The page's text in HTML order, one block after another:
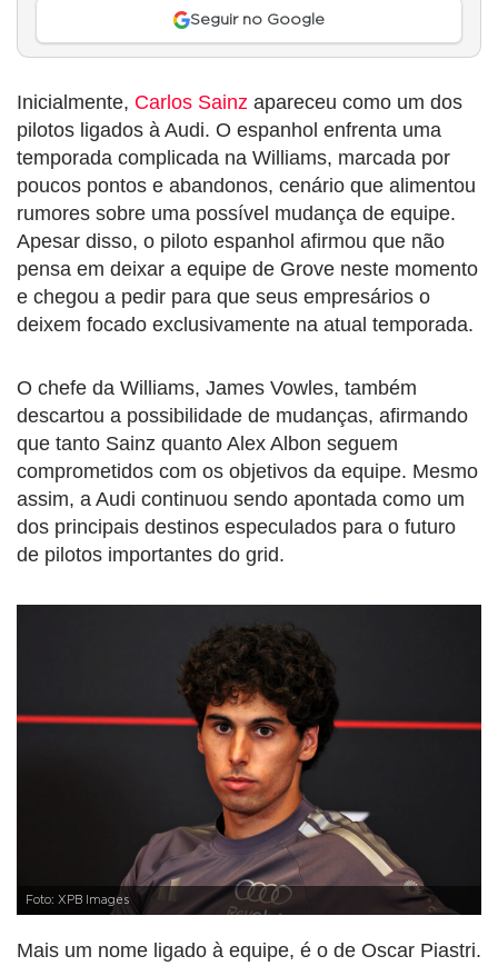
Seguir no Google
Inicialmente, Carlos Sainz apareceu como um dos
pilotos ligados à Audi. O espanhol enfrenta uma
temporada complicada na Williams, marcada por
poucos pontos e abandonos, cenário que alimentou
rumores sobre uma possível mudança de equipe.
Apesar disso, o piloto espanhol afirmou que não
pensa em deixar a equipe de Grove neste momento
e chegou a pedir para que seus empresários o
deixem focado exclusivamente na atual temporada.
O chefe da Williams, James Vowles, também
descartou a possibilidade de mudanças, afirmando
que tanto Sainz quanto Alex Albon seguem
comprometidos com os objetivos da equipe. Mesmo
assim, a Audi continuou sendo apontada como um
dos principais destinos especulados para o futuro
de pilotos importantes do grid.
Foto: XPB Images
Mais um nome ligado à equipe, é o de Oscar Piastri.